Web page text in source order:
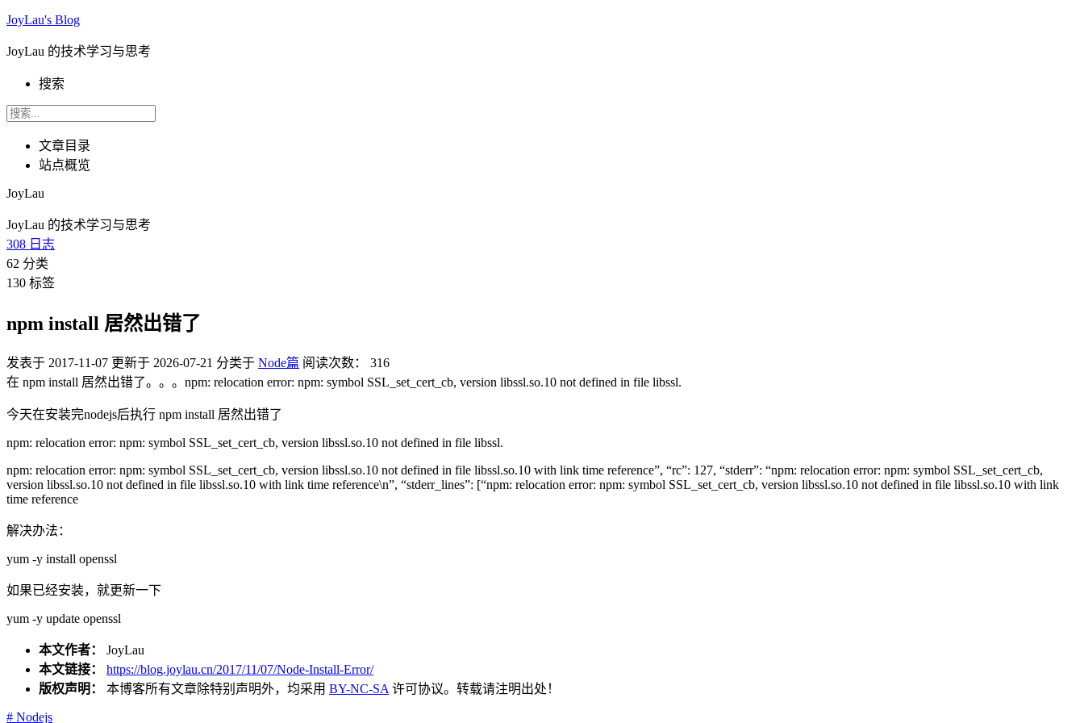
JoyLau's Blog
JoyLau 的技术学习与思考
搜索
文章目录
站点概览
JoyLau
JoyLau 的技术学习与思考
308 日志
62 分类
130 标签
npm install 居然出错了
发表于 2017-11-07 更新于 2026-07-21 分类于 Node篇 阅读次数：
316
在 npm install 居然出错了。。。npm: relocation error: npm: symbol SSL_set_cert_cb, version libssl.so.10 not defined in file libssl.
今天在安装完nodejs后执行 npm install 居然出错了
npm: relocation error: npm: symbol SSL_set_cert_cb, version libssl.so.10 not defined in file libssl.
npm: relocation error: npm: symbol SSL_set_cert_cb, version libssl.so.10 not defined in file libssl.so.10 with link time reference”, “rc”: 127, “stderr”: “npm: relocation error: npm: symbol SSL_set_cert_cb,
version libssl.so.10 not defined in file libssl.so.10 with link time reference\n”, “stderr_lines”: [“npm: relocation error: npm: symbol SSL_set_cert_cb, version libssl.so.10 not defined in file libssl.so.10 with link
time reference
解决办法：
yum -y install openssl
如果已经安装，就更新一下
yum -y update openssl
本文作者： JoyLau
本文链接：
https://blog.joylau.cn/2017/11/07/Node-Install-Error/
版权声明： 本博客所有文章除特别声明外，均采用 BY-NC-SA 许可协议。转载请注明出处！
# Nodejs